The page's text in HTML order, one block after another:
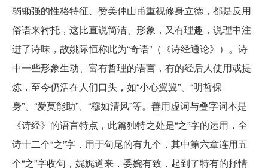
弱锄强的性格特征、赞美仲山甫重视修身立德，都是反用
俗语来衬托，这比直说简洁、形象，又有理趣，说理中注
进了诗味，故姚际恒称此为“奇语”（《诗经通论》）。诗
中一些形象生动、富有哲理的语言，有的经后人使用或提
炼，至今仍活在人们口头，如“小心翼翼”、“明哲保
身”、“爱莫能助”、“穆如清风”等。善用虚词与叠字词本是
《诗经》的语言特点，此篇独特之处是“之”字的运用，全
诗十二个“之”字，用于句尾的有九个，其中第六章连用五
个“之”字收句，娓娓道来，委婉有致，起到了特有的抒情